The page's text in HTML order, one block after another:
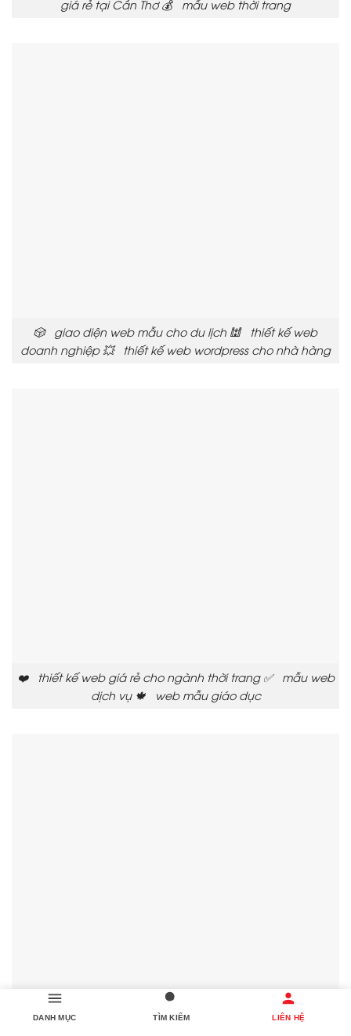
giá rẻ tại Cần Thơ 💰 mẫu web thời trang
🎲 giao diện web mẫu cho du lịch 🕍 thiết kế web
doanh nghiệp 💥 thiết kế web wordpress cho nhà hàng
❤️ thiết kế web giá rẻ cho ngành thời trang ✅ mẫu web
dịch vụ 🍁 web mẫu giáo dục
🎶 dịch vụ làm web trọn gói 💪 giao diện web mẫu cho
DANH MỤC TÌM KIẾM LIÊN HỆ